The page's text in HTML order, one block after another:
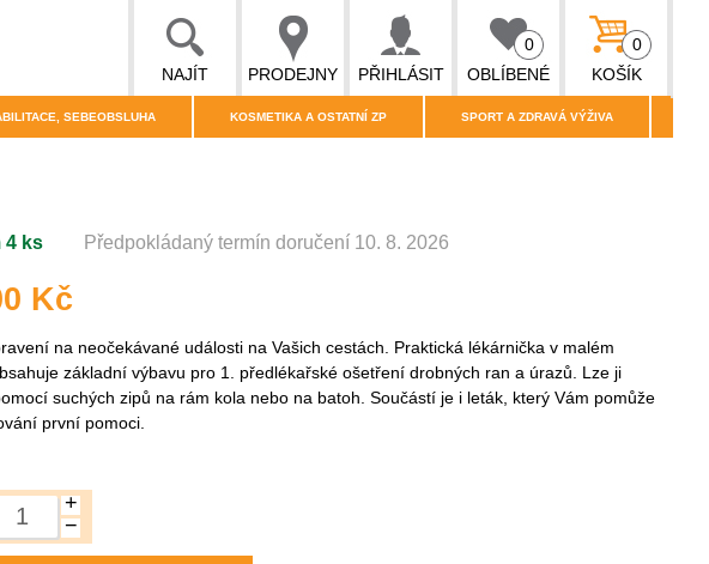
NAJÍT PRODEJNY PŘIHLÁSIT OBLÍBENÉ
0
KOŠÍK
0
SEBEOBSLUHA KOSMETIKA A OSTATNÍ ZP SPORT A ZDRAVÁ VÝŽIVA
4 ks Předpokládaný termín doručení 10. 8. 2026
Kč
na neočekávané události na Vašich cestách. Praktická lékárnička v malém
základní výbavu pro 1. předlékařské ošetření drobných ran a úrazů. Lze ji
suchých zipů na rám kola nebo na batoh. Součástí je i leták, který Vám pomůže
první pomoci.
+
−